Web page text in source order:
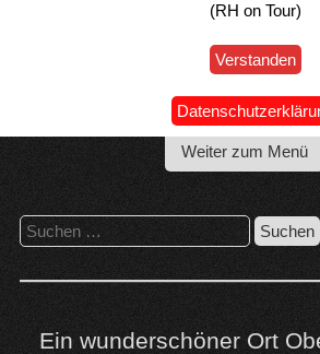
Wohnmobil Reiseblog
Weiter zum Menü
Suchen
nach:
Ein wunderschöner Ort
(RH on Tour)
Verstanden